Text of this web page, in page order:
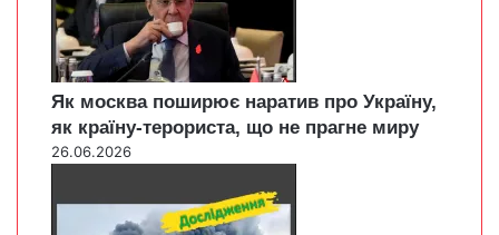
Як москва поширює наратив про Україну,
як країну-терориста, що не прагне миру
26.06.2026